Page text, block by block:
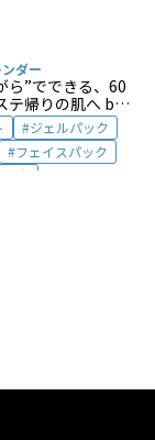
ダー
ら”でできる、60
帰りの肌へ by
ジェルパック
フェイスパック
穴